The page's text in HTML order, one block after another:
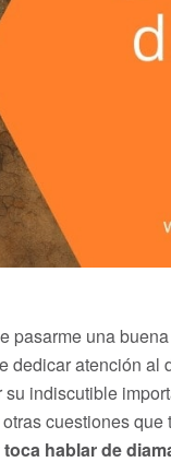
pasarme una
dedicar atención al
indiscutible
cuestiones que
hablar de